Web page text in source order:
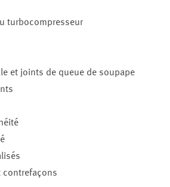
turbocompresseur
et joints de queue de soupape
contrefaçons